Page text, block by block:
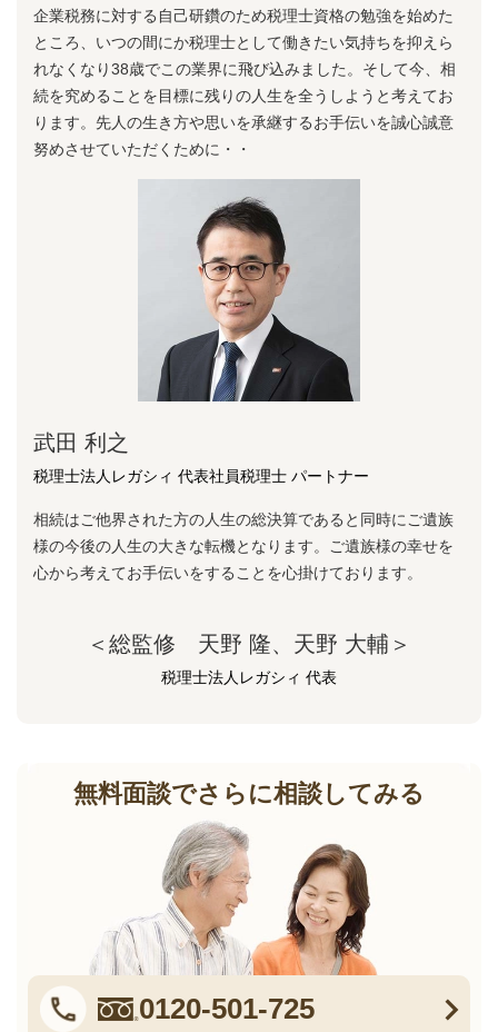
企業税務に対する⾃⼰研鑽のため税理⼠資格の勉強を始めた
ところ、いつの間にか税理⼠として働きたい気持ちを抑えら
れなくなり38歳でこの業界に⾶び込みました。そして今、相
続を究めることを⽬標に残りの⼈⽣を全うしようと考えてお
ります。先⼈の⽣き⽅や思いを承継するお⼿伝いを誠⼼誠意
努めさせていただくために・・
武田 利之
税理士法人レガシィ 代表社員税理士 パートナー
相続はご他界された方の人生の総決算であると同時にご遺族
様の今後の人生の大きな転機となります。ご遺族様の幸せを
心から考えてお手伝いをすることを心掛けております。
＜総監修 天野 隆、天野 大輔＞
税理士法人レガシィ 代表
無料面談でさらに相談してみる
0120-501-725